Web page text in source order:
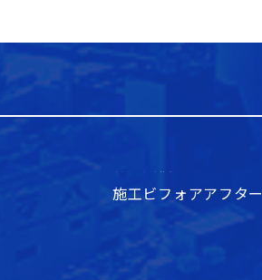
施工ビフォアアフター